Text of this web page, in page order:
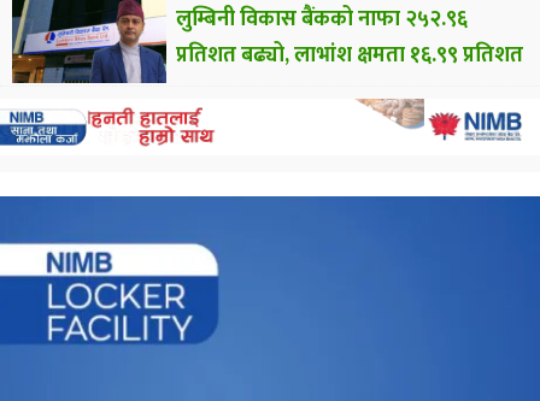
लुम्बिनी विकास बैंकको नाफा २५२.९६
प्रतिशत बढ्यो, लाभांश क्षमता १६.९९ प्रतिशत